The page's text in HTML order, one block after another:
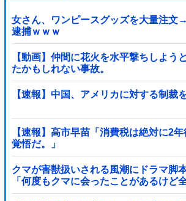
女さん、ワンピースグッズを大量注文
逮捕ｗｗｗ
【動画】仲間に花火を水平撃ちしよう
たかもしれない事故。
【速報】中国、アメリカに対する制裁
【速報】高市早苗「消費税は絶対に2
覚悟だ。」
クマが害獣扱いされる風潮にドラマ脚
「何度もクマに会ったことがあるけど
た」と主張しており……他